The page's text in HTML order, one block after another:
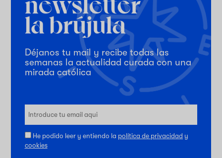
Déjanos tu mail y recibe todas las
semanas la actualidad curada con una
mirada católica
He podido leer y entiendo la política de privacidad y
cookies